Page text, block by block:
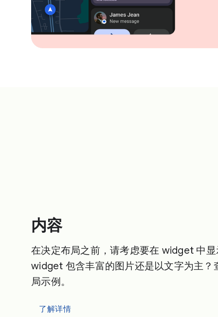
内容
在决定布局之前，请考虑要在 widget 中
widget 包含丰富的图片还是以文字为主？
局示例。
了解详情